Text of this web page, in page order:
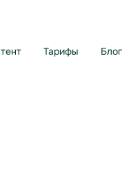
Тарифы Блог